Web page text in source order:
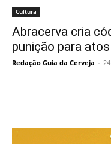
Cultura
Abracerva cria
punição para
Redação Guia da Cerveja -